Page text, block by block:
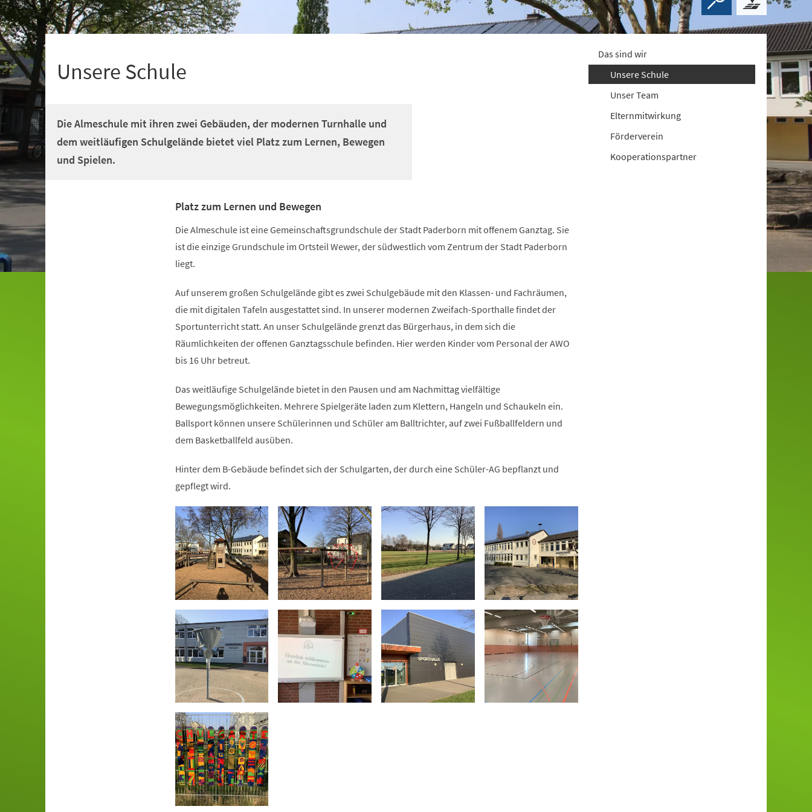
+
1
Unsere Schule
Die Almeschule mit ihren zwei Gebäuden, der modernen Turnhalle und
dem weitläufigen Schulgelände bietet viel Platz zum Lernen, Bewegen
und Spielen.
Platz zum Lernen und Bewegen
Die Almeschule ist eine Gemeinschaftsgrundschule der Stadt Paderborn mit offenem Ganztag. Sie
ist die einzige Grundschule im Ortsteil Wewer, der südwestlich vom Zentrum der Stadt Paderborn
liegt.
Auf unserem großen Schulgelände gibt es zwei Schulgebäude mit den Klassen- und Fachräumen,
die mit digitalen Tafeln ausgestattet sind. In unserer modernen Zweifach-Sporthalle findet der
Sportunterricht statt. An unser Schulgelände grenzt das Bürgerhaus, in dem sich die
Räumlichkeiten der offenen Ganztagsschule befinden. Hier werden Kinder vom Personal der AWO
bis 16 Uhr betreut.
Das weitläufige Schulgelände bietet in den Pausen und am Nachmittag vielfältige
Bewegungsmöglichkeiten. Mehrere Spielgeräte laden zum Klettern, Hangeln und Schaukeln ein.
Ballsport können unsere Schülerinnen und Schüler am Balltrichter, auf zwei Fußballfeldern und
dem Basketballfeld ausüben.
Hinter dem B-Gebäude befindet sich der Schulgarten, der durch eine Schüler-AG bepflanzt und
gepflegt wird.
Das sind wir
Unsere Schule
Unser Team
Elternmitwirkung
Förderverein
Kooperationspartner